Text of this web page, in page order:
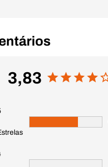
3,83